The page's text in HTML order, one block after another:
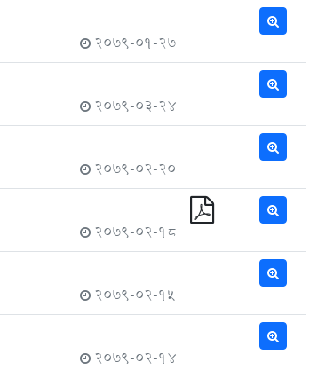
2079-01-27
2079-03-24
2079-02-20
2079-02-18
2079-02-15
2079-02-14